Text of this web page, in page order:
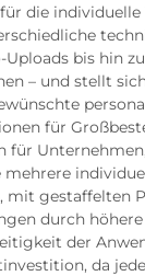
die individuelle
bis hin
– und stellt
für
für
mehrere
mit gestaffelten
durch
der
da